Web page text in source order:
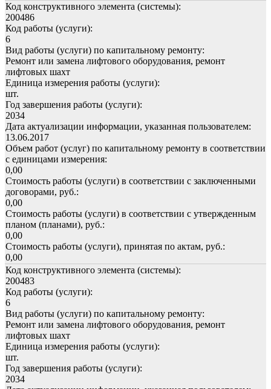
Код конструктивного элемента (системы):
200486
Код работы (услуги):
6
Вид работы (услуги) по капитальному ремонту:
Ремонт или замена лифтового оборудования, ремонт
лифтовых шахт
Единица измерения работы (услуги):
шт.
Год завершения работы (услуги):
2034
Дата актуализации информации, указанная пользователем:
13.06.2017
Объем работ (услуг) по капитальному ремонту в соответствии
с единицами измерения:
0,00
Стоимость работы (услуги) в соответствии с заключенными
договорами, руб.:
0,00
Стоимость работы (услуги) в соответствии с утвержденным
планом (планами), руб.:
0,00
Стоимость работы (услуги), принятая по актам, руб.:
0,00
Код конструктивного элемента (системы):
200483
Код работы (услуги):
6
Вид работы (услуги) по капитальному ремонту:
Ремонт или замена лифтового оборудования, ремонт
лифтовых шахт
Единица измерения работы (услуги):
шт.
Год завершения работы (услуги):
2034